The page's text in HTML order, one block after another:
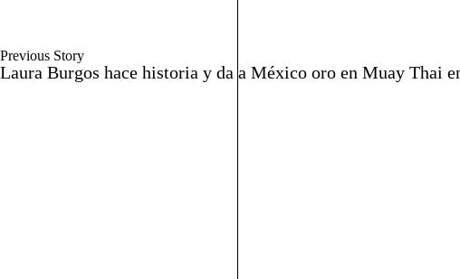
Previous Story
Laura Burgos hace historia y da a México oro en Muay Thai